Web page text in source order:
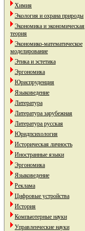
Химия
Экология и охрана природы
Экономика и экономическая
теория
Экономико-математическое
моделирование
Этика и эстетика
Эргономика
Юриспруденция
Языковедение
Литература
Литература зарубежная
Литература русская
Юридпсихология
Историческая личность
Иностранные языки
Эргономика
Языковедение
Реклама
Цифровые устройства
История
Компьютерные науки
Управленческие науки